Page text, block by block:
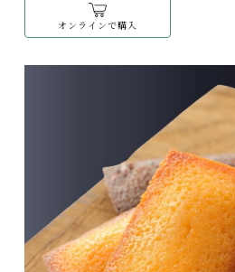
オンラインで購入